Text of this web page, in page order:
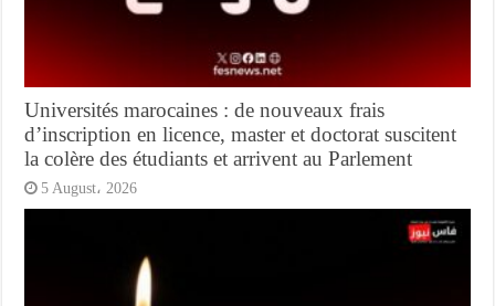
Universités marocaines : de nouveaux frais
d’inscription en licence, master et doctorat suscitent
la colère des étudiants et arrivent au Parlement
5 August، 2026